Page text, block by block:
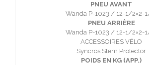
PNEU AVANT
Wanda P-1023 / 12-1/2×2-
PNEU ARRIÈRE
Wanda P-1023 / 12-1/2×2-
ACCESSOIRES VÉLO
Syncros Stem Protector
POIDS EN KG (APP.)